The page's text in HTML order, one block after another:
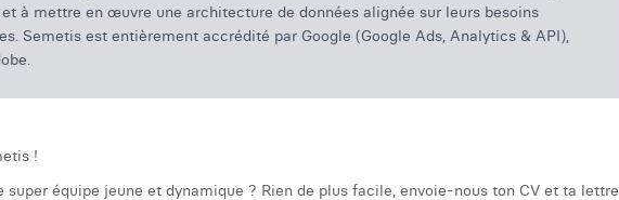
à mettre en œuvre une architecture de données alignée sur leurs besoins
Semetis est entièrement accrédité par Google (Google Ads, Analytics & API),
!
super équipe jeune et dynamique ? Rien de plus facile, envoie-nous ton CV et ta lettre